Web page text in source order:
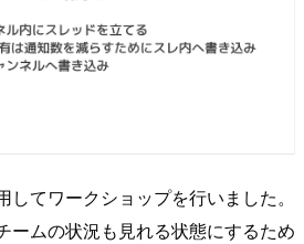
てワークショップを行いました。
ームの状況も見れる状態にするため